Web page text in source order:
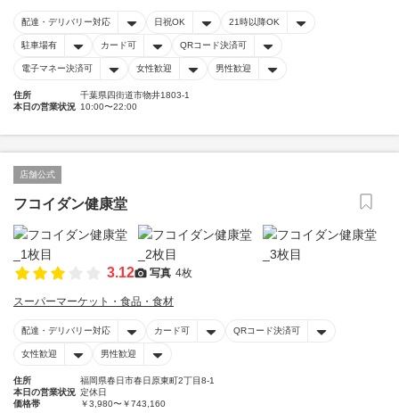
配達・デリバリー対応 日祝OK 21時以降OK
駐車場有 カード可 QRコード決済可
電子マネー決済可 女性歓迎 男性歓迎
住所
千葉県四街道市物井1803-1
本日の営業状況 10:00〜22:00
店舗公式
フコイダン健康堂
3.12 写真 4枚
スーパーマーケット・食品・食材
配達・デリバリー対応 カード可 QRコード決済可
女性歓迎 男性歓迎
住所
福岡県春日市春日原東町2丁目8-1
本日の営業状況 定休日
価格帯
￥3,980〜￥743,160